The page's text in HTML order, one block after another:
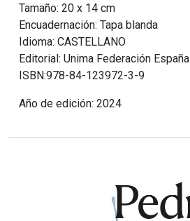
Tamaño: 20 x 14 cm
Encuadernación: Tapa blanda
Idioma: CASTELLANO
Editorial: Unima Federación España
ISBN:978-84-123972-3-9
Año de edición: 2024